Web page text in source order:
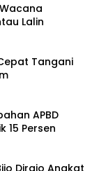
Lalin
Tangani
APBD
15 Persen
Dirajo Angkat